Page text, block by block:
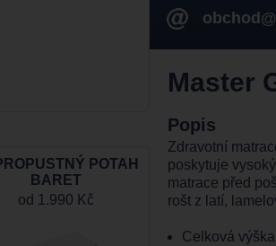
Master
Popis
Zdravotní
poskytuje
matrace před
rošt z latí,
Celková
POTAH
BARET
od 1.990 Kč